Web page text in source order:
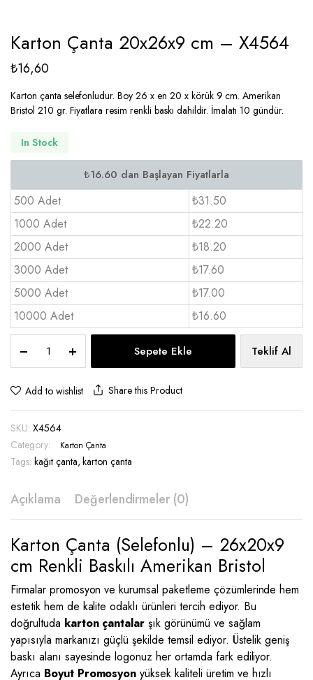
Karton Çanta 20x26x9 cm – X4564
₺16,60
Karton çanta selefonludur. Boy 26 x en 20 x körük 9 cm. Amerikan
Bristol 210 gr. Fiyatlara resim renkli baskı dahildir. İmalatı 10 gündür.
In Stock
500 Adet
₺31.50
1000 Adet
₺22.20
2000 Adet
₺18.20
3000 Adet
₺17.60
5000 Adet
₺17.00
10000 Adet
₺16.60
Çanta
20x26x9
cm
X4564
quantity
Sepete Ekle Teklif Al
Add to wishlist Share this Product
SKU: X4564
Category:
Karton Çanta
Tags: kağıt çanta,karton çanta
Açıklama Değerlendirmeler (0)
Karton Çanta (Selefonlu) – 26x20x9
cm Renkli Baskılı Amerikan Bristol
Firmalar promosyon ve kurumsal paketleme çözümlerinde hem
estetik hem de kalite odaklı ürünleri tercih ediyor. Bu
doğrultuda karton çantalar şık görünümü ve sağlam
yapısıyla markanızı güçlü şekilde temsil ediyor. Üstelik geniş
baskı alanı sayesinde logonuz her ortamda fark ediliyor.
Ayrıca Boyut Promosyon yüksek kaliteli üretim ve hızlı